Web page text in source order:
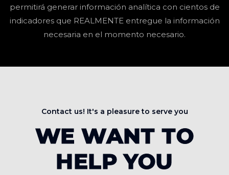
permitirá generar información analítica con cientos de
indicadores que REALMENTE entregue la información
necesaria en el momento necesario.
WE WANT TO
HELP YOU
Contact us! It's a pleasure to serve you